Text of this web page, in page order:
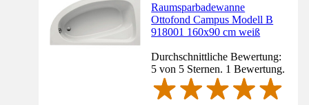
Raumsparbadewanne
Ottofond Campus Modell B
918001 160x90 cm weiß
Durchschnittliche Bewertung:
5 von 5 Sternen. 1 Bewertung.